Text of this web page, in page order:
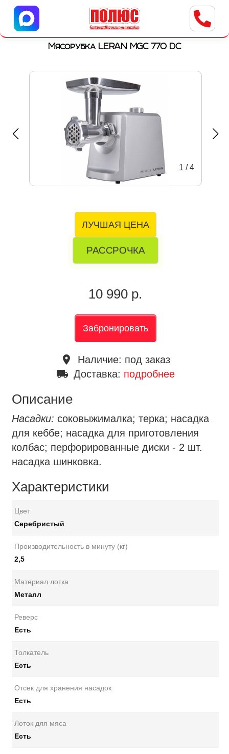
Центр бытовой техники
г. Ульяновск, ул. Пушкарева, 8a
Мясорубка LERAN MGC 770 DC
1 /4
ЛУЧШАЯ ЦЕНА
РАССРОЧКА
10 990 р.
Забронировать
place Наличие: под заказ
local_shipping Доставка: подробнее
Описание
Насадки: соковыжималка; терка; насадка
для кеббе; насадка для приготовления
колбас; перфорированные диски - 2 шт.
насадка шинковка.
Характеристики
Цвет
Серебристый
Производительность в минуту (кг)
2,5
Материал лотка
Металл
Реверс
Есть
Толкатель
Есть
Отсек для хранения насадок
Есть
Лоток для мяса
Есть